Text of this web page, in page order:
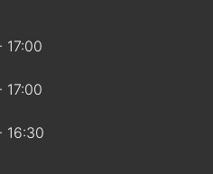
17:00
17:00
16:30